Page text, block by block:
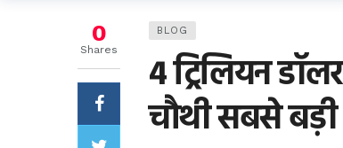
BLOG
4 ट्रिलियन
चौथी सबसे
0
Shares